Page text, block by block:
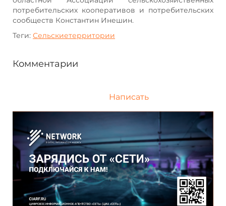
потребительских кооперативов и потребительских
сообществ Константин Инешин.
Теги: Сельскиетерритории
Комментарии
Написать